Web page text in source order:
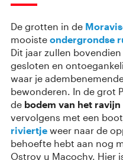
De grotten in de
mooiste ondergrondse
Dit jaar zullen
gesloten en
waar je
bewonderen. In de grot
de bodem van het ravijn
vervolgens met een
riviertje weer naar de
behoefte hebt aan nog
Ostrov u Macochy. Hier